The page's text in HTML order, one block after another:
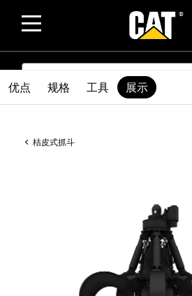
SEARCH
桔皮式抓斗
优点 规格 工具 展示